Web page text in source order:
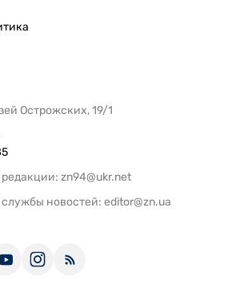
Острожских, 19/1
zn94@ukr.net
новостей: editor@zn.ua